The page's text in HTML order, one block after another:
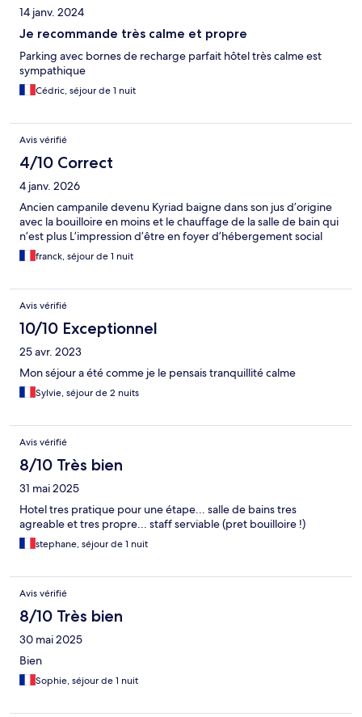
14 janv. 2024
Je recommande très calme et propre
Parking avec bornes de recharge parfait hôtel très calme est
sympathique
Cédric, séjour de 1 nuit
Avis vérifié
4/10 Correct
4 janv. 2026
Ancien campanile devenu Kyriad baigne dans son jus d’origine
avec la bouilloire en moins et le chauffage de la salle de bain qui
n’est plus L’impression d’être en foyer d’hébergement social
franck, séjour de 1 nuit
Avis vérifié
10/10 Exceptionnel
25 avr. 2023
Mon séjour a été comme je le pensais tranquillité calme
Sylvie, séjour de 2 nuits
Avis vérifié
8/10 Très bien
31 mai 2025
Hotel tres pratique pour une étape... salle de bains tres
agreable et tres propre... staff serviable (pret bouilloire !)
stephane, séjour de 1 nuit
Avis vérifié
8/10 Très bien
30 mai 2025
Bien
Sophie, séjour de 1 nuit